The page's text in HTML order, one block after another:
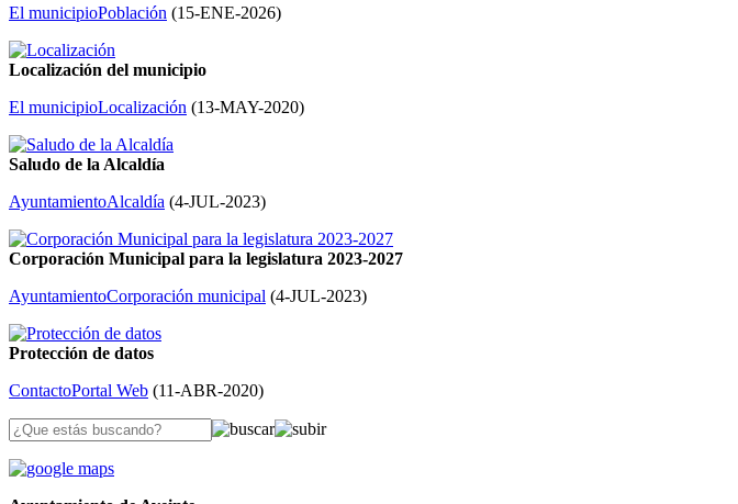
El municipioPoblación (15-ENE-2026)
Localización del municipio
El municipioLocalización (13-MAY-2020)
Saludo de la Alcaldía
AyuntamientoAlcaldía (4-JUL-2023)
Corporación Municipal para la legislatura 2023-2027
AyuntamientoCorporación municipal (4-JUL-2023)
Protección de datos
ContactoPortal Web (11-ABR-2020)